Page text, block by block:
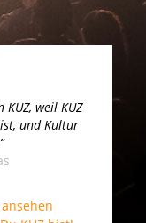
KUZ, weil KUZ
und Kultur